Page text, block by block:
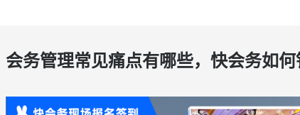
会务管理常见痛点有哪些，快会务如何